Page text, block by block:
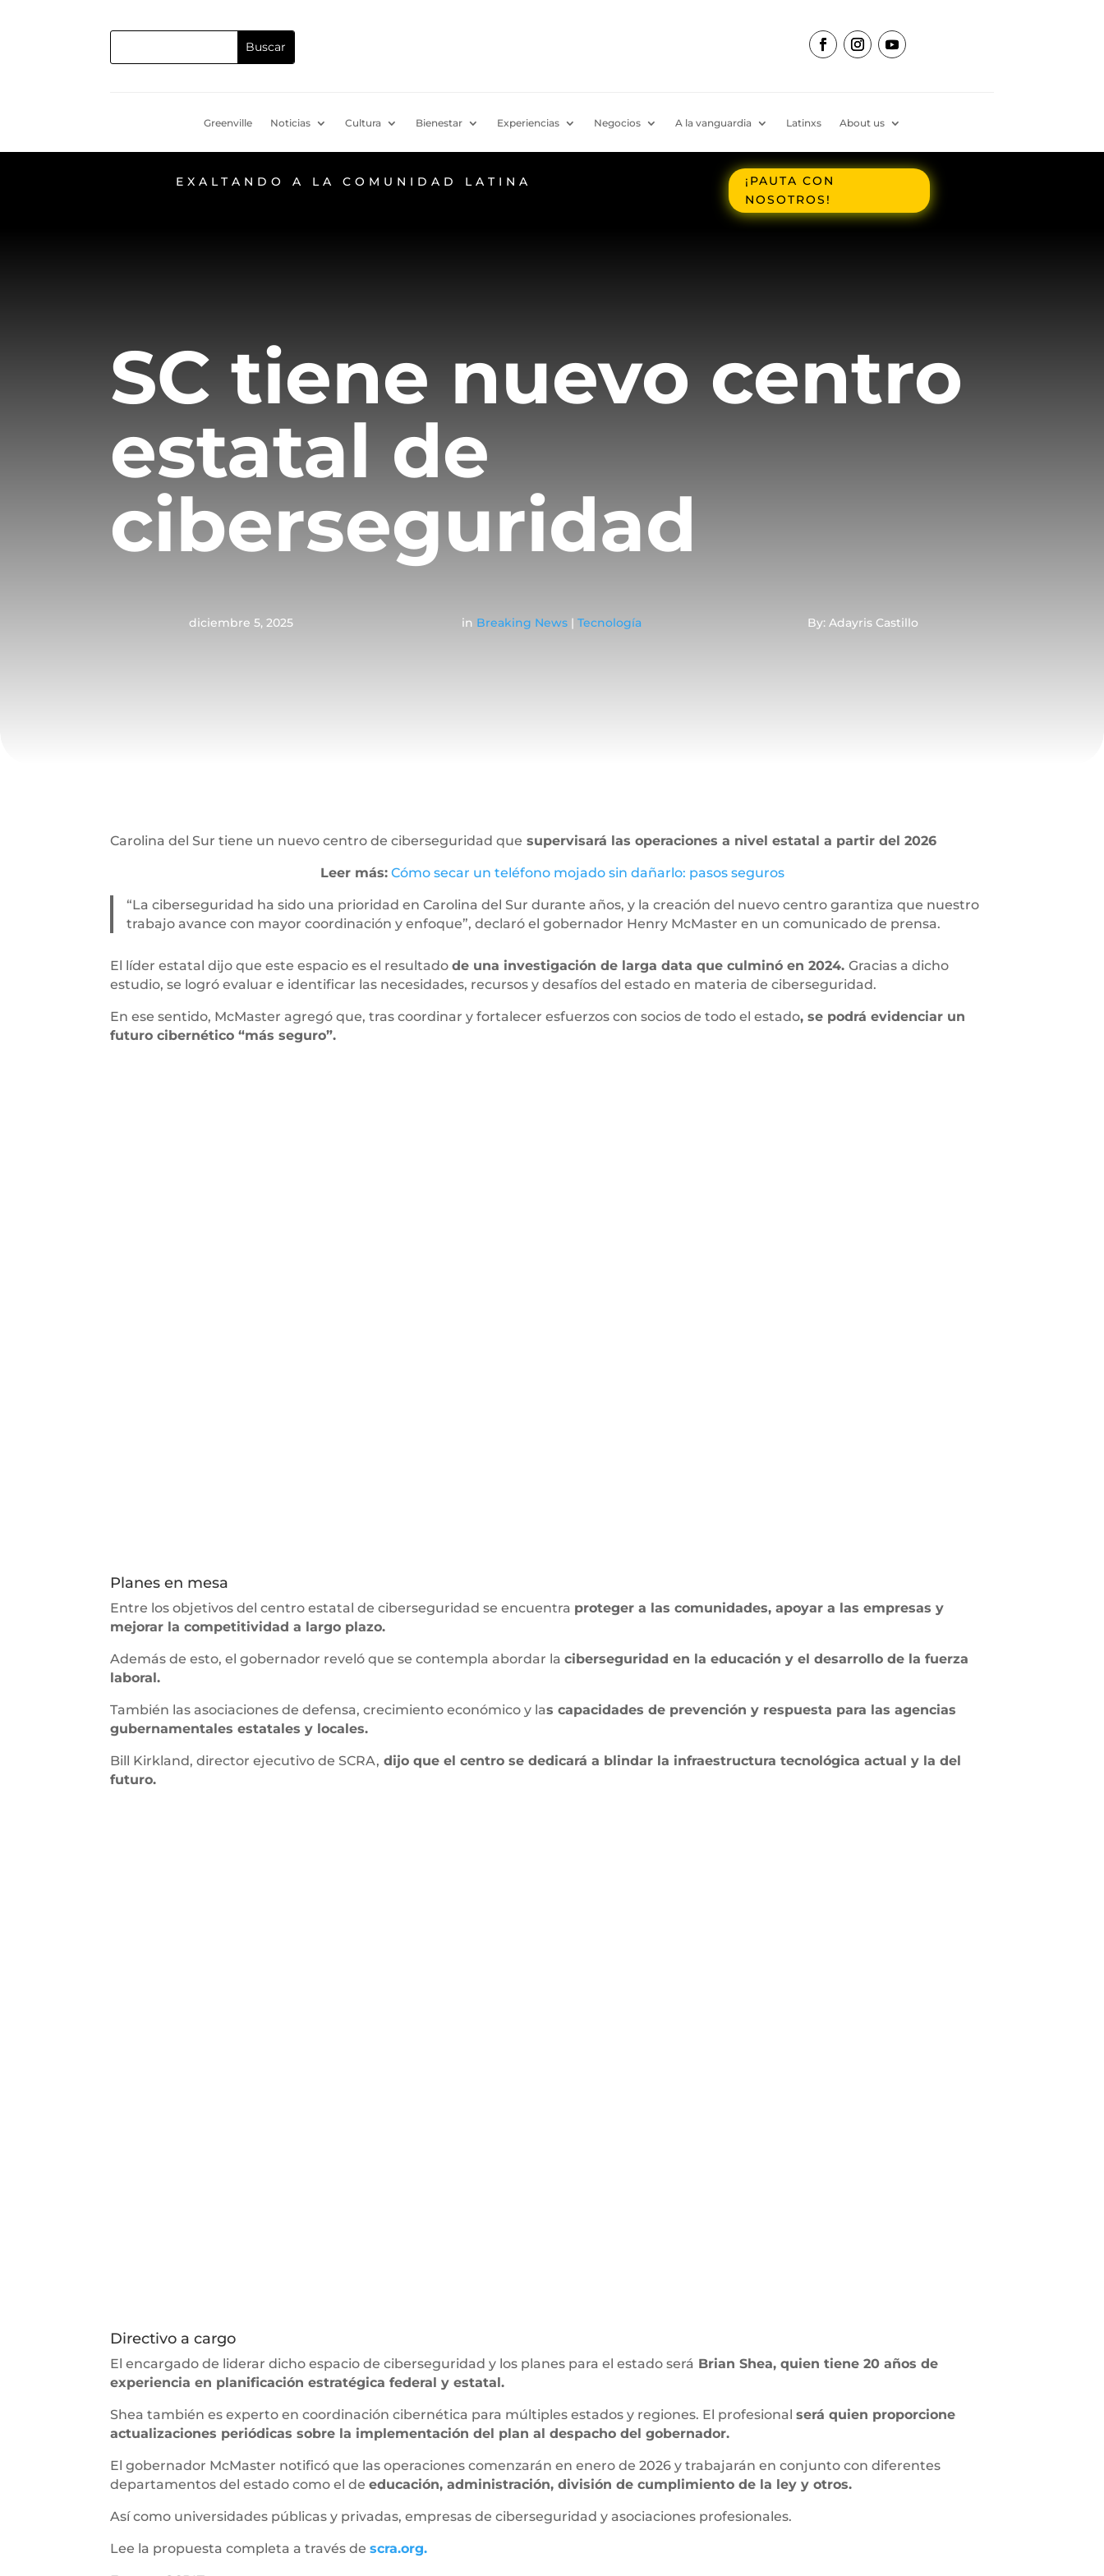
Greenville Noticias Cultura Bienestar Experiencias Negocios A la vanguardia Latinxs About us
EXALTANDO A LA COMUNIDAD LATINA
¡PAUTA CON
NOSOTROS!
SC tiene nuevo centro
estatal de
ciberseguridad
diciembre 5, 2025 in Breaking News |Tecnología By: Adayris Castillo
Carolina del Sur tiene un nuevo centro de ciberseguridad que supervisará las operaciones a nivel estatal a partir del 2026
Leer más: Cómo secar un teléfono mojado sin dañarlo: pasos seguros
“La ciberseguridad ha sido una prioridad en Carolina del Sur durante años, y la creación del nuevo centro garantiza que nuestro
trabajo avance con mayor coordinación y enfoque”, declaró el gobernador Henry McMaster en un comunicado de prensa.
El líder estatal dijo que este espacio es el resultadode una investigación de larga data que culminó en 2024.Gracias a dicho
estudio, se logró evaluar e identificar las necesidades, recursos y desafíos del estado en materia de ciberseguridad.
En ese sentido, McMaster agregó que, tras coordinar y fortalecer esfuerzos con socios de todo el estado, se podrá evidenciar un
futuro cibernético “más seguro”.
Planes en mesa
Entre los objetivos del centro estatal de ciberseguridad se encuentra proteger a las comunidades, apoyar a las empresas y
mejorar la competitividad a largo plazo.
Además de esto, el gobernador reveló que se contempla abordar laciberseguridad en la educación y el desarrollo de la fuerza
laboral.
También las asociaciones de defensa, crecimiento económico y las capacidades de prevención y respuesta para las agencias
gubernamentales estatales y locales.
Bill Kirkland, director ejecutivo de SCRA, dijo que el centro se dedicará a blindar la infraestructura tecnológica actual y la del
futuro.
Directivo a cargo
El encargado de liderar dicho espacio de ciberseguridad y los planes para el estado será Brian Shea, quien tiene 20 años de
experiencia en planificación estratégica federal y estatal.
Shea también es experto en coordinación cibernética para múltiples estados y regiones. El profesionalserá quien proporcione
actualizaciones periódicas sobre la implementación del plan al despacho del gobernador.
El gobernador McMaster notificó que las operaciones comenzarán en enero de 2026 y trabajarán en conjunto con diferentes
departamentos del estado como el deeducación, administración, división de cumplimiento de la ley y otros.
Así como universidades públicas y privadas, empresas de ciberseguridad y asociaciones profesionales.
Lee la propuesta completa a través descra.org.